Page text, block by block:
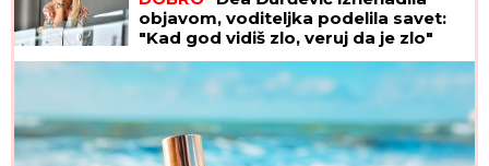
objavom, voditeljka podelila savet:
"Kad god vidiš zlo, veruj da je zlo"